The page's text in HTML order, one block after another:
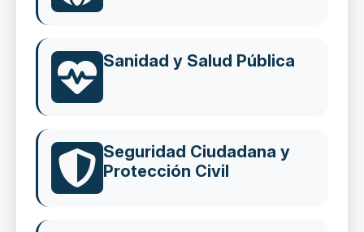
Sanidad y Salud Pública
Seguridad Ciudadana y
Protección Civil